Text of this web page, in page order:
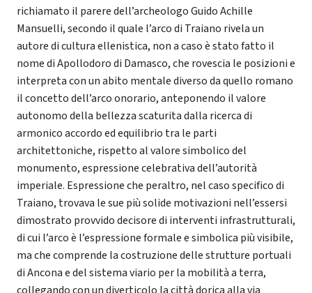
richiamato il parere dell’archeologo Guido Achille
Mansuelli, secondo il quale l’arco di Traiano rivela un
autore di cultura ellenistica, non a caso è stato fatto il
nome di Apollodoro di Damasco, che rovescia le posizioni e
interpreta con un abito mentale diverso da quello romano
il concetto dell’arco onorario, anteponendo il valore
autonomo della bellezza scaturita dalla ricerca di
armonico accordo ed equilibrio tra le parti
architettoniche, rispetto al valore simbolico del
monumento, espressione celebrativa dell’autorità
imperiale. Espressione che peraltro, nel caso specifico di
Traiano, trovava le sue più solide motivazioni nell’essersi
dimostrato provvido decisore di interventi infrastrutturali,
di cui l’arco è l’espressione formale e simbolica più visibile,
ma che comprende la costruzione delle strutture portuali
di Ancona e del sistema viario per la mobilità a terra,